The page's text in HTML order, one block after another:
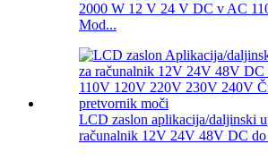
2000 W 12 V 24 V DC v AC
Mod...
LCD zaslon aplikacija/daljinski
računalnik 12V 24V 48V DC do